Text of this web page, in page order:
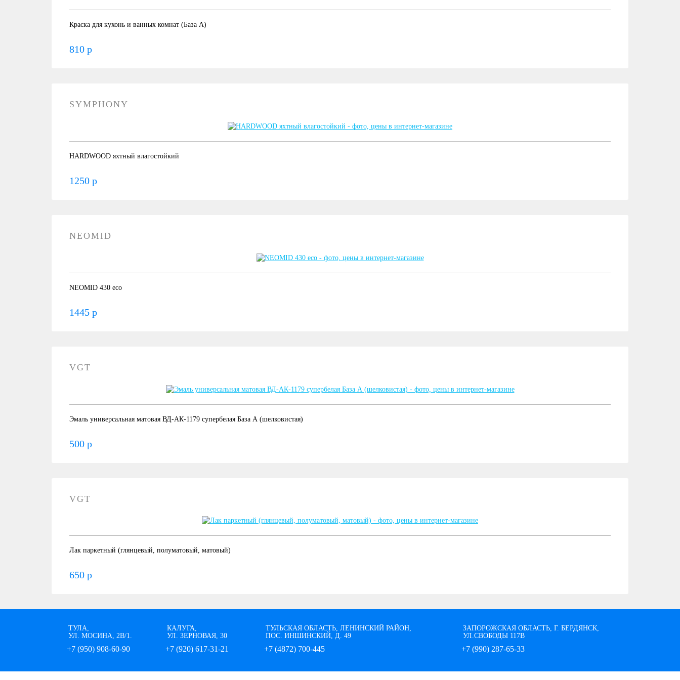
Краска для кухонь и ванных комнат (База А)
810 р
SYMPHONY
HARDWOOD яхтный влагостойкий
1250 р
NEOMID
NEOMID 430 eco
1445 р
VGT
Эмаль универсальная матовая ВД-АК-1179 супербелая База А (шелковистая)
500 р
VGT
Лак паркетный (глянцевый, полуматовый, матовый)
650 р
ТУЛА,
УЛ. МОСИНА, 2В/1.
+7 (950) 908-60-90
КАЛУГА,
УЛ. ЗЕРНОВАЯ, 30
+7 (920) 617-31-21
ТУЛЬСКАЯ ОБЛАСТЬ, ЛЕНИНСКИЙ РАЙОН,
ПОС. ИНШИНСКИЙ, Д. 49
+7 (4872) 700-445
ЗАПОРОЖСКАЯ ОБЛАСТЬ, Г. БЕРДЯНСК,
УЛ.СВОБОДЫ 117В
+7 (990) 287-65-33